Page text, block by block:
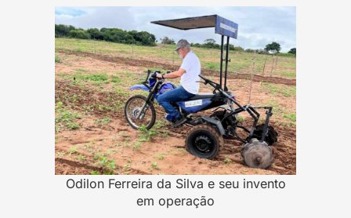
Odilon Ferreira da Silva e seu invento
em operação